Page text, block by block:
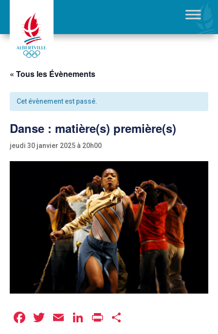
« Tous les Évènements
Cet évènement est passé.
Danse : matière(s) première(s)
jeudi 30 janvier 2025 à 20h00
Facebook
Twitter
EmailLinkedIn
Print